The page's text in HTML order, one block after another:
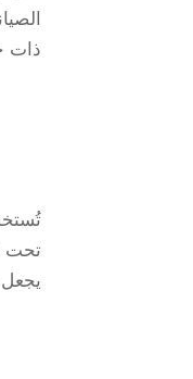
ذات
تحت